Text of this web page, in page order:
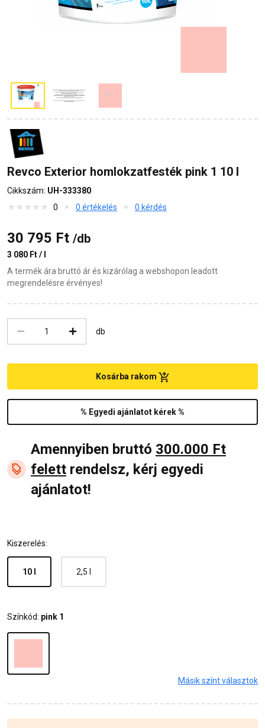
Revco Exterior homlokzatfesték pink 1 10 l
Cikkszám: UH-333380
0
0 értékelés 0 kérdés
30 795 Ft /db
3 080 Ft / l
A termék ára bruttó ár és kizárólag a webshopon leadott
megrendelésre érvényes!
db
% Egyedi ajánlatot kérek %
Kosárba rakom
Amennyiben bruttó 300.000 Ft
felett rendelsz, kérj egyedi
ajánlatot!
Kiszerelés:
10 l 2,5 l
Színkód: pink 1
Másik színt választok